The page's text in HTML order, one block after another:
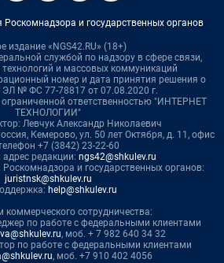
и государственных органов
издание «NGS42.RU» (18+)
службой по надзору в сфере связи,
и массовых коммуникаций
номер и дата принятия решения о
ЭЛ № ФС 77-78817 от 07.08.2020 г.
ответственностью "ИНТЕРНЕТ
ТЕХНОЛОГИИ"
Левчук Александр Николаевич
Кемерово, ул. 50 лет Октября, д. 11, офис
+7 (3842) 23-22-60
редакции: ngs42@shkulev.ru
и государственных органов:
juristnsk@shkulev.ru
help@shkulev.ru
коммерческого сотрудничества:
по работе с федеральными клиентами
, моб. + 7 982 640 34 32
по работе с федеральными клиентами
, моб. +7 910 402 4056